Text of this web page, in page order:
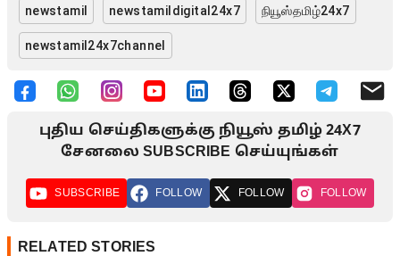
newstamil newstamildigital24x7 நியூஸ்தமிழ்24x7
newstamil24x7channel
புதிய செய்திகளுக்கு நியூஸ் தமிழ் 24X7
சேனலை SUBSCRIBE செய்யுங்கள்
SUBSCRIBE FOLLOW FOLLOW FOLLOW
RELATED STORIES